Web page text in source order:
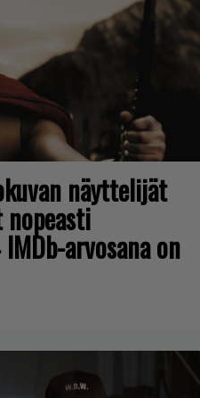
näyttelijät
arvosana on